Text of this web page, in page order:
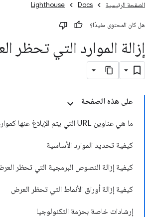
الصفحة الرئيسية Docs
Lighthouse
هل كان المحتوى مفيدًا؟
إزالة الموارد التي تحظر
على هذه الصفحة
ما هي عناوين URL التي يتم الإبلاغ عنها كموارد تحظر العرض؟
كيفية تحديد الموارد الأساسية
كيفية إزالة النصوص البرمجية التي تحظر
كيفية إزالة أوراق الأنماط التي تحظر العرض
إرشادات خاصة بحزمة التكنولوجيا